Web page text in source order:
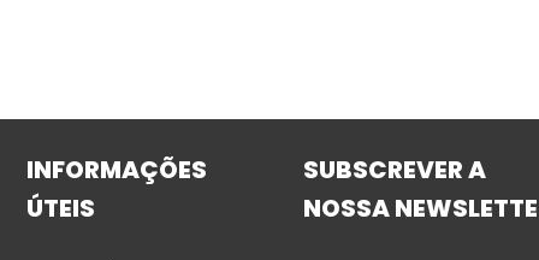
INFORMAÇÕES
ÚTEIS
SUBSCREVER A
NOSSA